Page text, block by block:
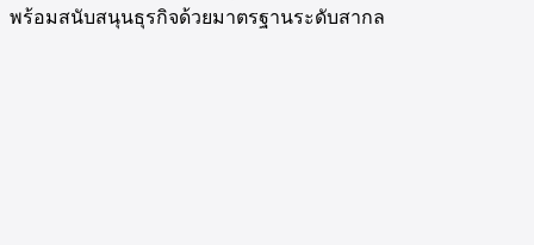
พร้อมสนับสนุนธุรกิจด้วยมาตรฐานระดับสากล